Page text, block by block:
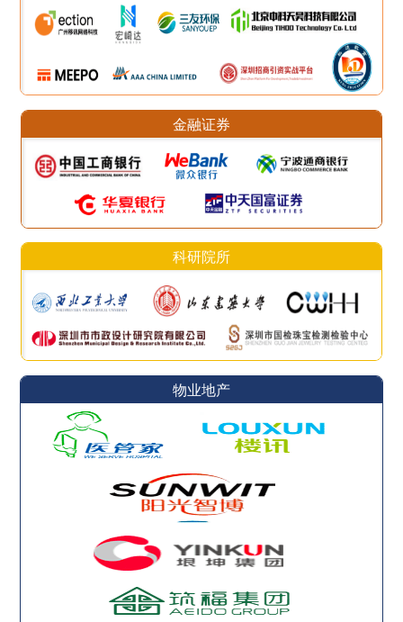
金融证券
科研院所
物业地产